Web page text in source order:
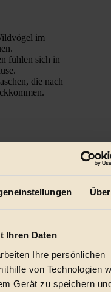
Ihren Daten
Ihre persönlichen
von Technologien
Gerät zu speichern
im
fühlen sich in
die nach
vom